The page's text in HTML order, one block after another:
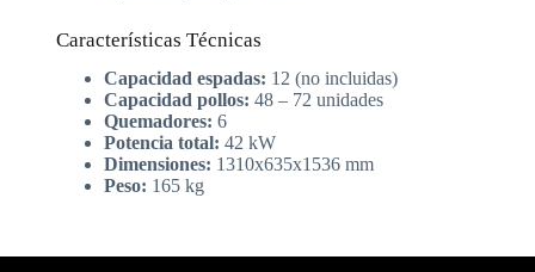
Características Técnicas
Capacidad espadas: 12 (no incluidas)
Capacidad pollos: 48 – 72 unidades
Quemadores: 6
Potencia total: 42 kW
Dimensiones: 1310x635x1536 mm
Peso: 165 kg